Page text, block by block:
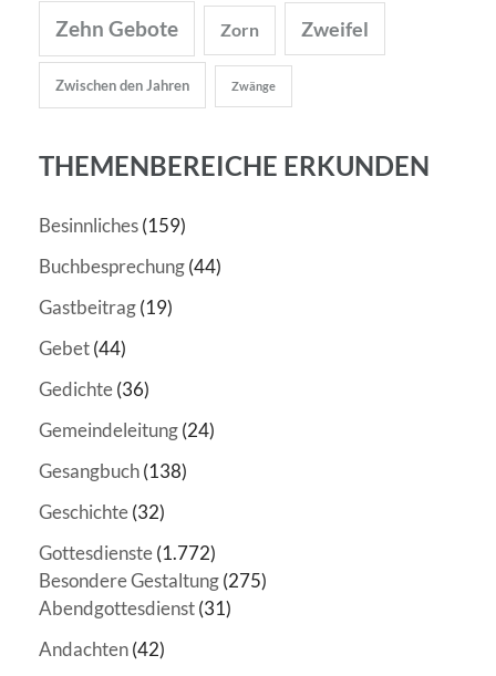
Zehn Gebote Zorn Zweifel
Zwischen den Jahren Zwänge
THEMENBEREICHE ERKUNDEN
Besinnliches(159)
Buchbesprechung(44)
Gastbeitrag(19)
Gebet(44)
Gedichte(36)
Gemeindeleitung(24)
Gesangbuch(138)
Geschichte(32)
Gottesdienste(1.772)
Besondere Gestaltung(275)
Abendgottesdienst(31)
Andachten(42)